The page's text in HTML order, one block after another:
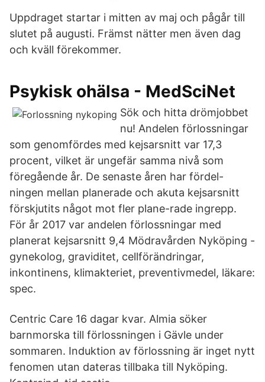
Uppdraget startar i mitten av maj och pågår till
slutet på augusti. Främst nätter men även dag
och kväll förekommer.
Psykisk ohälsa - MedSciNet
Sök och hitta drömjobbet
nu! Andelen förlossningar
som genomfördes med kejsarsnitt var 17,3
procent, vilket är ungefär samma nivå som
föregående år. De senaste åren har fördel-
ningen mellan planerade och akuta kejsarsnitt
förskjutits något mot fler plane-rade ingrepp.
För år 2017 var andelen förlossningar med
planerat kejsarsnitt 9,4 Mödravården Nyköping -
gynekolog, graviditet, cellförändringar,
inkontinens, klimakteriet, preventivmedel, läkare:
spec.
Centric Care 16 dagar kvar. Almia söker
barnmorska till förlossningen i Gävle under
sommaren. Induktion av förlossning är inget nytt
fenomen utan dateras tillbaka till Nyköping.